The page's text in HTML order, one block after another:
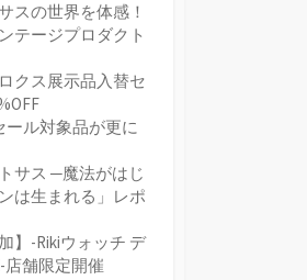
スの世界を体感！
テージプロダクト
クス展示品入替セ
ール対象品が更に
サス ─魔法がはじ
は生まれる」レポ
】-Rikiウォッチ デ
店舗限定開催